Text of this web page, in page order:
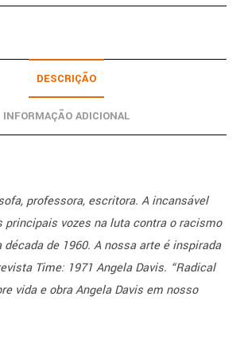
DESCRIÇÃO
INFORMAÇÃO ADICIONAL
professora, escritora. A incansável
principais vozes na luta contra o racismo
década de 1960. A nossa arte é inspirada
Time: 1971 Angela Davis. “Radical
vida e obra Angela Davis em nosso